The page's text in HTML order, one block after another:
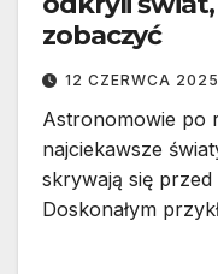
zobaczyć
12 CZERWCA 2025
Astronomowie po
najciekawsze
skrywają się
Doskonałym